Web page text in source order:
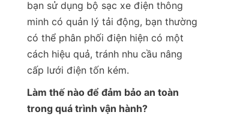
bạn sử dụng bộ sạc xe điện thông
minh có quản lý tải động, bạn thường
có thể phân phối điện hiện có một
cách hiệu quả, tránh nhu cầu nâng
cấp lưới điện tốn kém.
Làm thế nào để đảm bảo an toàn
trong quá trình vận hành?